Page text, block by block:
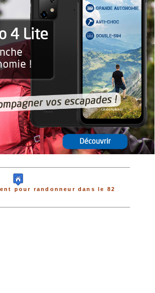
pour randonneur dans le 82